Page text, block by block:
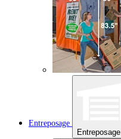
Entreposage
Entreposage